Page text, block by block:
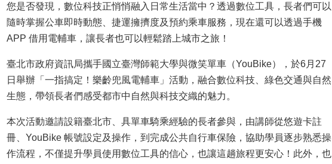
您是否發現，數位科技正悄悄融入日常生活當中？透過數位工具，長者們可以
隨時掌握公車即時動態、捷運擁擠度及預約乘車服務，現在還可以透過手機
APP 借用電輔車，讓長者也可以輕鬆踏上城市之旅！
臺北市政府資訊局攜手國立臺灣師範大學與微笑單車（YouBike），於6月27
日舉辦「一指搞定！樂齡兜風電輔車」活動，融合數位科技、綠色交通與自然
生態，帶領長者們感受都市中自然與科技交織的魅力。
本次活動邀請設籍臺北市、具單車騎乘經驗的長者參與，由講師從悠遊卡註
冊、YouBike 帳號設定及操作，到完成公共自行車保險，協助學員逐步熟悉操
作流程，不僅提升學員使用數位工具的信心，也讓這趟旅程更安心！此外，也